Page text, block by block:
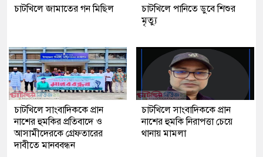
চাটখিলে জামাতের গন মিছিল
চাটখিলে পানিতে ডুবে শিশুর
মৃত্যু
চাটখিলে সাংবাদিককে প্রান
নাশের হুমকির প্রতিবাদে ও
আসামীদেরকে গ্রেফতারের
দাবীতে মানববন্ধন
চাটখিলে সাংবাদিককে প্রান
নাশের হুমকি নিরাপত্তা চেয়ে
থানায় মামলা